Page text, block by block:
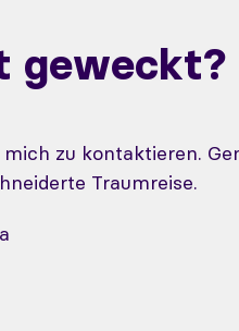
geweckt?
zu kontaktieren.
Traumreise.